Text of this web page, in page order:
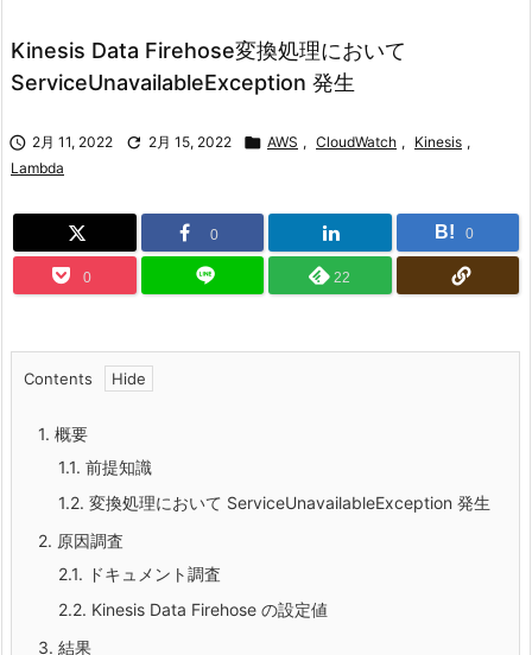
Kinesis Data Firehose変換処理において
ServiceUnavailableException 発生
 2月 11, 2022  2月 15, 2022  AWS , CloudWatch , Kinesis ,
Lambda
0 B! 0
0 22
Contents
1. 概要
1.1. 前提知識
1.2. 変換処理において ServiceUnavailableException 発生
2. 原因調査
2.1. ドキュメント調査
2.2. Kinesis Data Firehose の設定値
3. 結果